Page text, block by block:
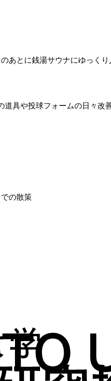
あとに銭湯サウナにゆっく
具や投球フォームの日々改
の散策